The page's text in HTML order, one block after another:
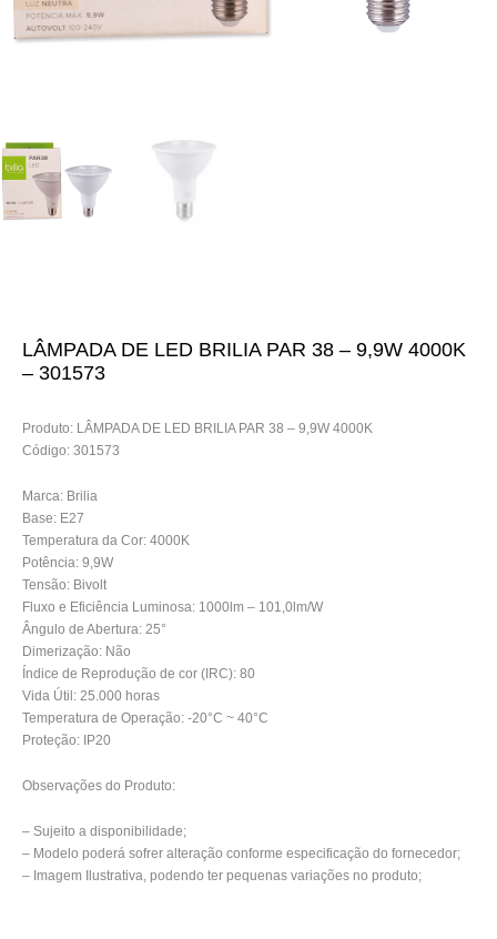
LÂMPADA DE LED BRILIA PAR 38 – 9,9W 4000K
– 301573
Produto: LÂMPADA DE LED BRILIA PAR 38 – 9,9W 4000K
Código: 301573
Marca: Brilia
Base: E27
Temperatura da Cor: 4000K
Potência: 9,9W
Tensão: Bivolt
Fluxo e Eficiência Luminosa: 1000lm – 101,0lm/W
Ângulo de Abertura: 25°
Dimerização: Não
Índice de Reprodução de cor (IRC): 80
Vida Útil: 25.000 horas
Temperatura de Operação: -20°C ~ 40°C
Proteção: IP20
Observações do Produto:
– Sujeito a disponibilidade;
– Modelo poderá sofrer alteração conforme especificação do fornecedor;
– Imagem Ilustrativa, podendo ter pequenas variações no produto;